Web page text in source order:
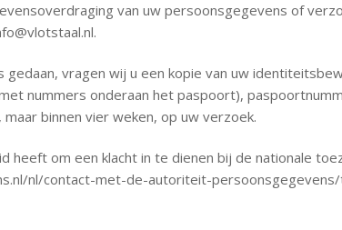
van uw persoonsgegevens of
.
vragen wij u een kopie van uw
nummers onderaan het paspoort),
binnen vier weken, op uw verzoek.
heeft om een klacht in te dienen bij de nationale
nl/contact-met-de-autoriteit-